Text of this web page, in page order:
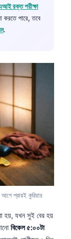
রক্ত পরীক্ষা
করতে পারে, তবে
.
আগে প্রায়ই কুরিয়ার
হয়, যখন সুই বের হয়
বিকেল ৫:০০টা